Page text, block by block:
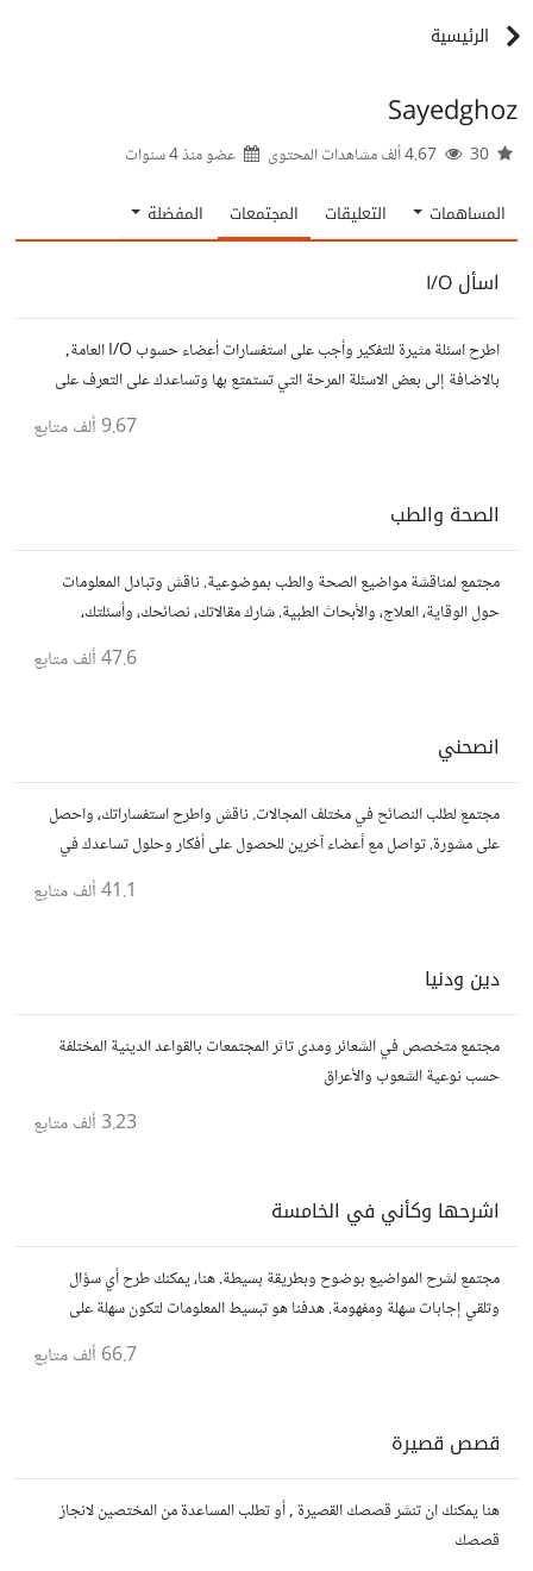
الرئيسية
Sayedghoz
عضو منذ4 سنوات
المساهمات التعليقات المجتمعات المفضلة
اسأل I/O
اطرح اسئلة مثيرة للتفكير وأجب على استفسارات أعضاء حسوب I/O العامة,
بالاضافة إلى بعض الاسئلة المرحة التي تستمتع بها وتساعدك على التعرف على
9.67 ألف متابع
الصحة والطب
مجتمع لمناقشة مواضيع الصحة والطب بموضوعية. ناقش وتبادل المعلومات
حول الوقاية، العلاج، والأبحاث الطبية. شارك مقالاتك، نصائحك، وأسئلتك،
47.6 ألف متابع
انصحني
مجتمع لطلب النصائح في مختلف المجالات. ناقش واطرح استفساراتك، واحصل
على مشورة. تواصل مع أعضاء آخرين للحصول على أفكار وحلول تساعدك في
41.1 ألف متابع
دين ودنيا
مجتمع متخصص في الشعائر ومدى تاثر المجتمعات بالقواعد الدينية المختلفة
حسب نوعية الشعوب والأعراق
3.23 ألف متابع
اشرحها وكأني في الخامسة
مجتمع لشرح المواضيع بوضوح وبطريقة بسيطة. هنا، يمكنك طرح أي سؤال
وتلقي إجابات سهلة ومفهومة. هدفنا هو تبسيط المعلومات لتكون سهلة على
66.7 ألف متابع
قصص قصيرة
هنا يمكنك ان تنشر قصصك القصيرة , أو تطلب المساعدة من المختصين لانجاز
قصصك